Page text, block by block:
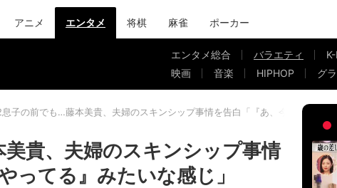
アニメ エンタメ 将棋 麻雀 ポーカー
エンタメ総合 バラエティ
映画
音楽 HIPHOP グ
子の前でも…藤本美貴、夫婦のスキンシップ事情を告白「『あ、今日もやって
貴、夫婦のスキンシップ事情
ってる』みたいな感じ」